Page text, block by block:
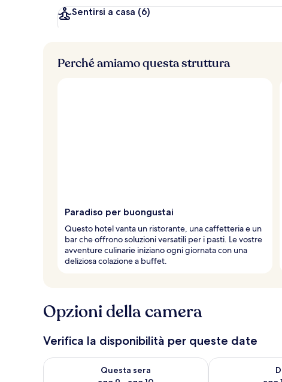
Sentirsi a casa (6)
Perché amiamo questa struttura
Paradiso per buongustai
Questo hotel vanta un ristorante, una caffetteria e un
bar che offrono soluzioni versatili per i pasti. Le vostre
avventure culinarie iniziano ogni giornata con una
deliziosa colazione a buffet.
Opzioni della camera
Verifica la disponibilità per queste date
Questa sera
Verifica la disponibilità per questa sera, ago 9 - ago 10
Verifica la